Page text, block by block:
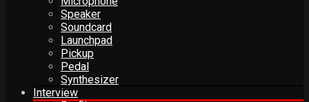
Speaker
Soundcard
Launchpad
Pickup
Pedal
Synthesizer
Interview